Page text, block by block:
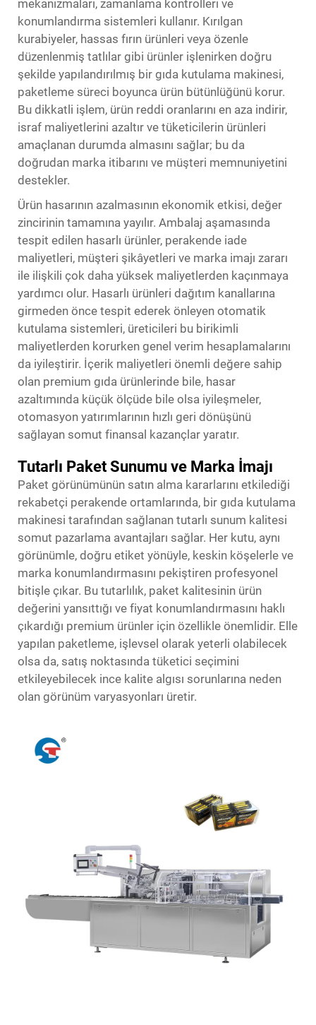
mekanizmaları, zamanlama kontrolleri ve
konumlandırma sistemleri kullanır. Kırılgan
kurabiyeler, hassas fırın ürünleri veya özenle
düzenlenmiş tatlılar gibi ürünler işlenirken doğru
şekilde yapılandırılmış bir gıda kutulama makinesi,
paketleme süreci boyunca ürün bütünlüğünü korur.
Bu dikkatli işlem, ürün reddi oranlarını en aza indirir,
israf maliyetlerini azaltır ve tüketicilerin ürünleri
amaçlanan durumda almasını sağlar; bu da
doğrudan marka itibarını ve müşteri memnuniyetini
destekler.
Ürün hasarının azalmasının ekonomik etkisi, değer
zincirinin tamamına yayılır. Ambalaj aşamasında
tespit edilen hasarlı ürünler, perakende iade
maliyetleri, müşteri şikâyetleri ve marka imajı zararı
ile ilişkili çok daha yüksek maliyetlerden kaçınmaya
yardımcı olur. Hasarlı ürünleri dağıtım kanallarına
girmeden önce tespit ederek önleyen otomatik
kutulama sistemleri, üreticileri bu birikimli
maliyetlerden korurken genel verim hesaplamalarını
da iyileştirir. İçerik maliyetleri önemli değere sahip
olan premium gıda ürünlerinde bile, hasar
azaltımında küçük ölçüde bile olsa iyileşmeler,
otomasyon yatırımlarının hızlı geri dönüşünü
sağlayan somut finansal kazançlar yaratır.
Tutarlı Paket Sunumu ve Marka İmajı
Paket görünümünün satın alma kararlarını etkilediği
rekabetçi perakende ortamlarında, bir gıda kutulama
makinesi tarafından sağlanan tutarlı sunum kalitesi
somut pazarlama avantajları sağlar. Her kutu, aynı
görünümle, doğru etiket yönüyle, keskin köşelerle ve
marka konumlandırmasını pekiştiren profesyonel
bitişle çıkar. Bu tutarlılık, paket kalitesinin ürün
değerini yansıttığı ve fiyat konumlandırmasını haklı
çıkardığı premium ürünler için özellikle önemlidir. Elle
yapılan paketleme, işlevsel olarak yeterli olabilecek
olsa da, satış noktasında tüketici seçimini
etkileyebilecek ince kalite algısı sorunlarına neden
olan görünüm varyasyonları üretir.